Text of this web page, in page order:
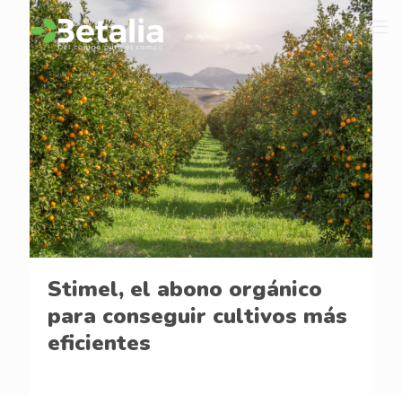
Stimel, el abono orgánico
para conseguir cultivos más
eficientes